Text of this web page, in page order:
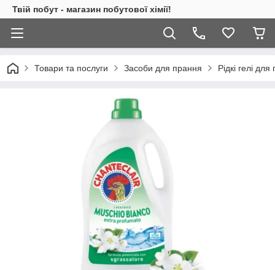
Твій побут - магазин побутової хімії!
Товари та послуги Засоби для прання Рідкі гелі